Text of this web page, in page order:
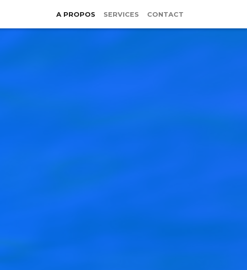
A PROPOS SERVICES CONTACT